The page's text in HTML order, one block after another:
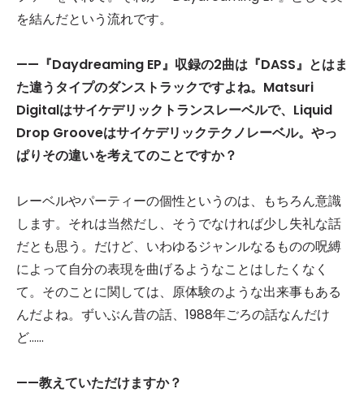
を結んだという流れです。
——『Daydreaming EP』収録の2曲は『DASS』とはま
た違うタイプのダンストラックですよね。Matsuri
Digitalはサイケデリックトランスレーベルで、Liquid
Drop Grooveはサイケデリックテクノレーベル。やっ
ぱりその違いを考えてのことですか？
レーベルやパーティーの個性というのは、もちろん意識
します。それは当然だし、そうでなければ少し失礼な話
だとも思う。だけど、いわゆるジャンルなるものの呪縛
によって自分の表現を曲げるようなことはしたくなく
て。そのことに関しては、原体験のような出来事もある
んだよね。ずいぶん昔の話、1988年ごろの話なんだけ
ど……
——教えていただけますか？